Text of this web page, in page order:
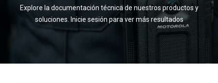
Explore la documentación técnica de nuestros productos y
soluciones.
Inicie sesión para ver más resultados